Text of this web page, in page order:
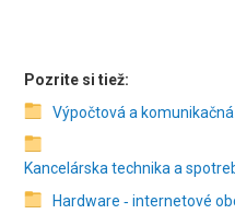
Pozrite si tiež:
Výpočtová a
Kancelárska technika a
Hardware ‑ internetové